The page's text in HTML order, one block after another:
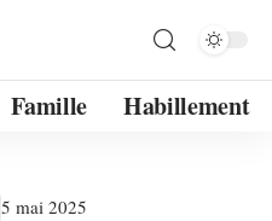
Famille Habillement
5 mai 2025